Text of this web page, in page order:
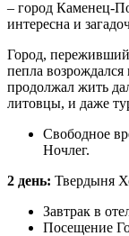
– город Каменец-
интересна и
Город,
пепла
продолжал жить
литовцы, и даже
Свободное
Ночлег.
2 день: Твердыня
Завтрак в
Посещение